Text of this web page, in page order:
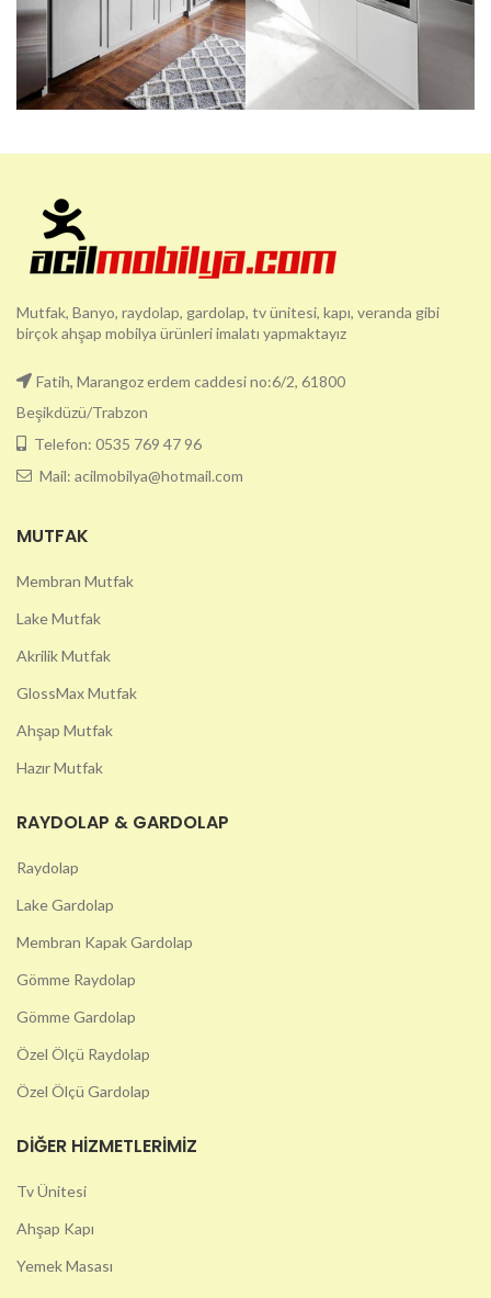
Mutfak, Banyo, raydolap, gardolap, tv ünitesi, kapı, veranda gibi
birçok ahşap mobilya ürünleri imalatı yapmaktayız
Fatih, Marangoz erdem caddesi no:6/2, 61800
Beşikdüzü/Trabzon
Telefon: 0535 769 47 96
Mail: acilmobilya@hotmail.com
MUTFAK
Membran Mutfak
Lake Mutfak
Akrilik Mutfak
GlossMax Mutfak
Ahşap Mutfak
Hazır Mutfak
RAYDOLAP & GARDOLAP
Raydolap
Lake Gardolap
Membran Kapak Gardolap
Gömme Raydolap
Gömme Gardolap
Özel Ölçü Raydolap
Özel Ölçü Gardolap
DIĞER HIZMETLERIMIZ
Tv Ünitesi
Ahşap Kapı
Yemek Masası